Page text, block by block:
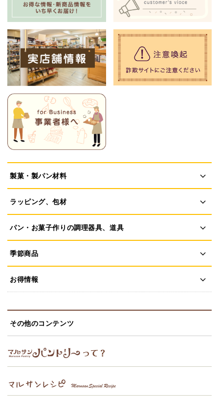
製菓・製パン材料
ラッピング、包材
パン・お菓子作りの調理器具、道具
季節商品
お得情報
その他のコンテンツ